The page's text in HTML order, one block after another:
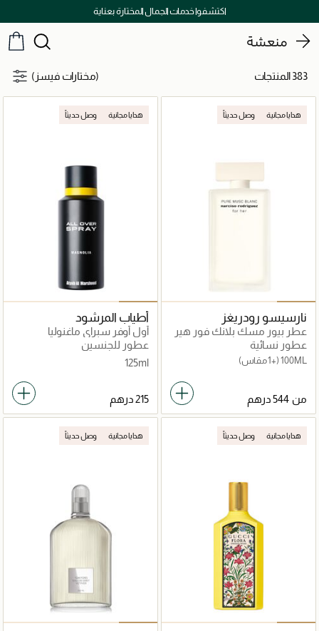
توصيل سريع على جميع الطلبات ما فوق 299 درهم
منعشة
383 المنتجات (مختارات فيسز)
هدايا مجانية وصل حديثاً
نارسيسو رودريغز
عطر بيور مسك بلانك فور هير
انتينس
عطور نسائية
100ML (+1 مقاس)
من
هدايا مجانية وصل حديثاً
أطياب المرشود
أول أوفر سبراي ماغنوليا
عطور للجنسين
125ml
هدايا مجانية وصل حديثاً هدايا مجانية وصل حديثاً